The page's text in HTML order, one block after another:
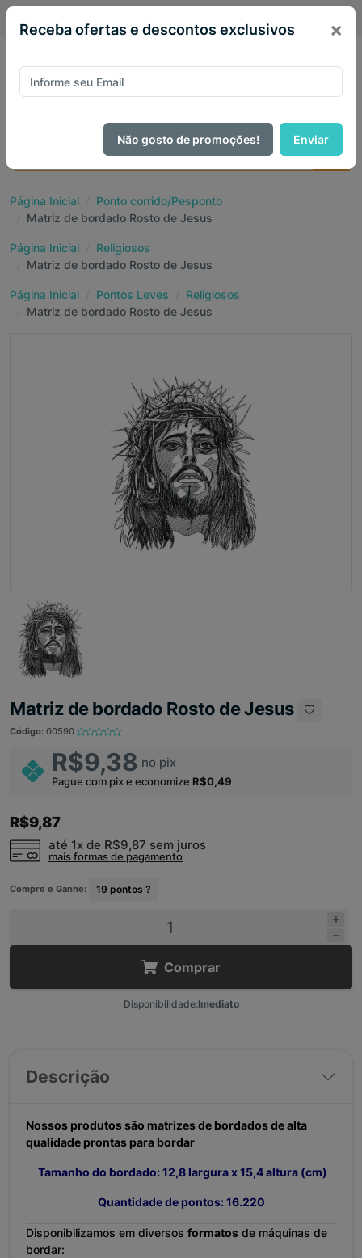
Página Inicial
Ponto corrido/Pesponto
Matriz de bordado Rosto de Jesus
Página Inicial
Religiosos
Matriz de bordado Rosto de Jesus
Página Inicial Pontos Leves
Religiosos
Matriz de bordado Rosto de Jesus
Matriz de bordado Rosto de Jesus
Código: 00590
R$9,38 no pix
Pague com pix e economize R$0,49
R$9,87
até 1x de R$9,87 sem juros
mais formas de pagamento
Compre e Ganhe: 19 pontos ?
Comprar
Disponibilidade:Imediato
Descrição
Nossos produtos são matrizes de bordados de alta
qualidade prontas para bordar
Tamanho do bordado: 12,8 largura x 15,4 altura (cm)
Quantidade de pontos: 16.220
Disponibilizamos em diversos formatos de máquinas de
bordar:
Receba ofertas e descontos exclusivos ×
Não gosto de promoções! Enviar